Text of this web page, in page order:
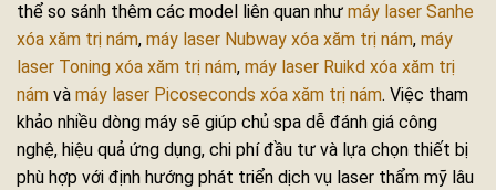
thể so sánh thêm các model liên quan như máy laser Sanhe
xóa xăm trị nám, máy laser Nubway xóa xăm trị nám, máy
laser Toning xóa xăm trị nám, máy laser Ruikd xóa xăm trị
nám và máy laser Picoseconds xóa xăm trị nám. Việc tham
khảo nhiều dòng máy sẽ giúp chủ spa dễ đánh giá công
nghệ, hiệu quả ứng dụng, chi phí đầu tư và lựa chọn thiết bị
phù hợp với định hướng phát triển dịch vụ laser thẩm mỹ lâu